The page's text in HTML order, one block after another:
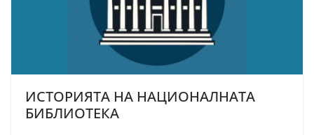
ИСТОРИЯТА НА НАЦИОНАЛНАТА
БИБЛИОТЕКА